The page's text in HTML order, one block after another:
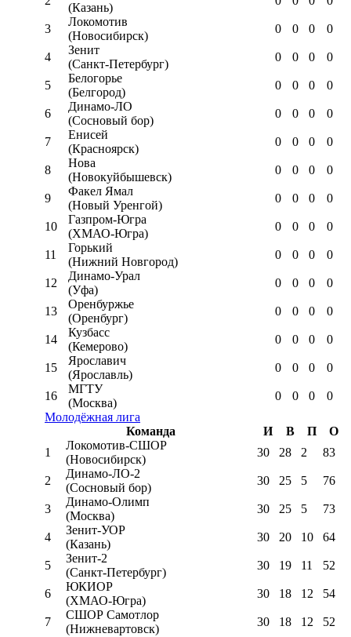
(Казань)
3
Локомотив
(Новосибирск)
0 0 0 0
4
Зенит
(Санкт-Петербург)
0 0 0 0
5
Белогорье
(Белгород)
0 0 0 0
6
Динамо-ЛО
(Сосновый бор)
0 0 0 0
7
Енисей
(Красноярск)
0 0 0 0
8
Нова
(Новокуйбышевск)
0 0 0 0
9
Факел Ямал
(Новый Уренгой)
0 0 0 0
10
Газпром-Югра
(ХМАО-Югра)
0 0 0 0
11
Горький
(Нижний Новгород)
0 0 0 0
12
Динамо-Урал
(Уфа)
0 0 0 0
13
Оренбуржье
(Оренбург)
0 0 0 0
14
Кузбасс
(Кемерово)
0 0 0 0
15
Ярославич
(Ярославль)
0 0 0 0
16
МГТУ
(Москва)
0 0 0
0
Молодёжная лига
Команда
И В П
О
1
Локомотив-CШОР
(Новосибирск)
30 28 2 83
2
Динамо-ЛО-2
(Сосновый бор)
30 25 5 76
3
Динамо-Олимп
(Москва)
30 25 5 73
4
Зенит-УОР
(Казань)
30 20 10 64
5
Зенит-2
(Санкт-Петербург)
30 19 11 52
6
ЮКИОР
(ХМАО-Югра)
30 18 12 54
7
СШОР Самотлор
(Нижневартовск)
30 18 12 52